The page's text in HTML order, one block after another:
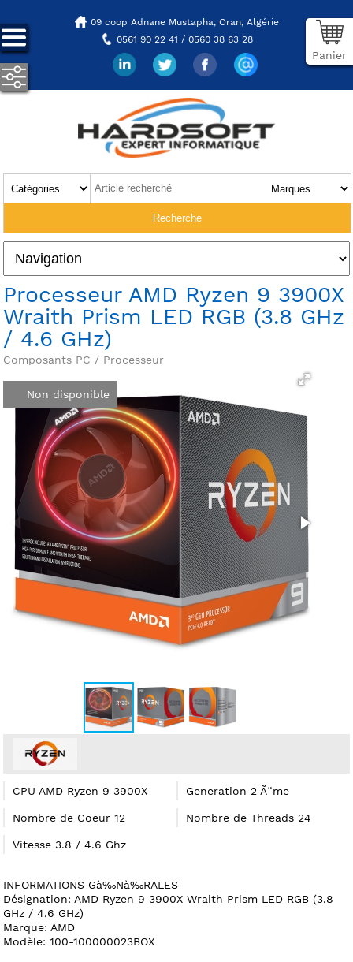
09 coop Adnane Mustapha, Oran, Algérie
0561 90 22 41 / 0560 38 63 28
Panier
Processeur AMD Ryzen 9 3900X
Wraith Prism LED RGB (3.8 GHz
/ 4.6 GHz)
Composants PC / Processeur
Non disponible
CPU AMD Ryzen 9 3900X Generation 2 Ã¨me
Nombre de Coeur 12 Nombre de Threads 24
Vitesse 3.8 / 4.6 Ghz
INFORMATIONS Gà‰Nà‰RALES
Désignation: AMD Ryzen 9 3900X Wraith Prism LED RGB (3.8
GHz / 4.6 GHz)
Marque: AMD
Modèle: 100-100000023BOX